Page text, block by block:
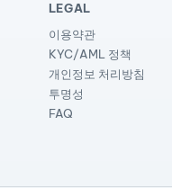
LEGAL
이용약관
KYC/AML 정책
개인정보 처리방침
투명성
FAQ